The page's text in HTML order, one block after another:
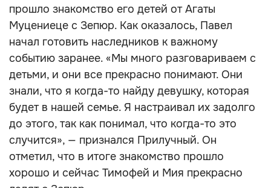
прошло знакомство его детей от Агаты
Муцениеце с Зепюр. Как оказалось, Павел
начал готовить наследников к важному
событию заранее. «Мы много разговариваем с
детьми, и они все прекрасно понимают. Они
знали, что я когда-то найду девушку, которая
будет в нашей семье. Я настраивал их задолго
до этого, так как понимал, что когда-то это
случится», — признался Прилучный. Он
отметил, что в итоге знакомство прошло
хорошо и сейчас Тимофей и Мия прекрасно